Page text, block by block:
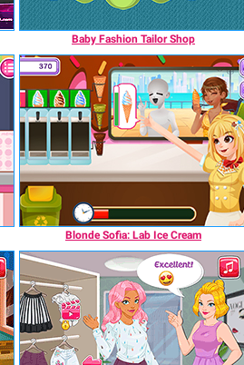
Baby Fashion Tailor Shop
Blonde Sofia: Lab Ice Cream